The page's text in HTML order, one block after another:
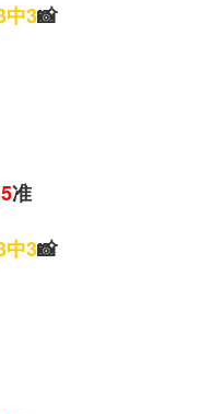
中3📸
准
中3📸